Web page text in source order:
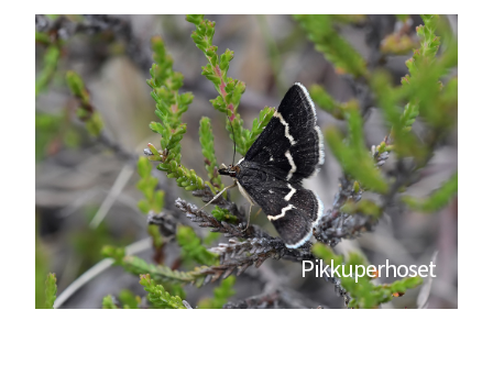
Pikkuperhoset